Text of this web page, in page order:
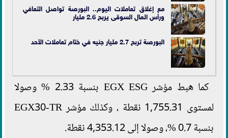
مع إغلاق تعاملات اليوم.. البورصة تواصل التعافي
ورأس المال السوقى يربح 2.6 مليار
البورصة تربح 2.7 مليار جنيه في ختام تعاملات الأحد
كما هبط مؤشر EGX ESG بنسبة 2.33 % وصولا
لمستوى 1,755.31 نقطة ، وكذلك مؤشر EGX30-TR
بنسبة 0.7 %، وصولا إلى 4,353.12 نقطة.